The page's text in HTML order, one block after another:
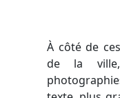
À côté de
de la ville,